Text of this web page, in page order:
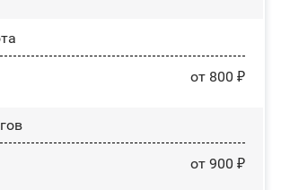
от 800 ₽
от 900 ₽